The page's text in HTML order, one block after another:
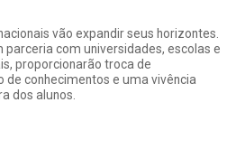
vão expandir seus horizontes.
parceria com universidades, escolas e
proporcionarão troca de
de conhecimentos e uma vivência
dos alunos.